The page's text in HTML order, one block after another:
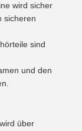
wird sicher
sicheren
sind
und den
über